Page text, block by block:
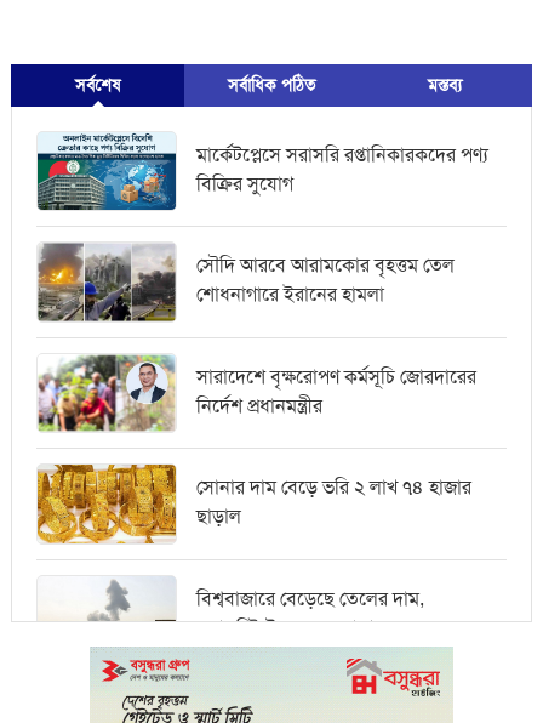
সর্বশেষ সর্বাধিক পঠিত মস্তব্য
মার্কেটপ্লেসে সরাসরি রপ্তানিকারকদের পণ্য
বিক্রির সুযোগ
সৌদি আরবে আরামকোর বৃহত্তম তেল
শোধনাগারে ইরানের হামলা
সারাদেশে বৃক্ষরোপণ কর্মসূচি জোরদারের
নির্দেশ প্রধানমন্ত্রীর
সোনার দাম বেড়ে ভরি ২ লাখ ৭৪ হাজার
ছাড়াল
বিশ্ববাজারে বেড়েছে তেলের দাম,
ওয়ালস্ট্রিটে পতনের আভাস
মধ্যপ্রাচ্যে সংকটের কারণে কার্গো পরিবহনে